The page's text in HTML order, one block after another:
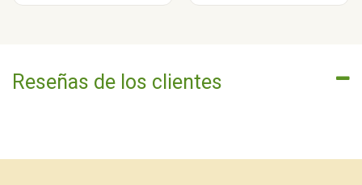
Reseñas de los clientes